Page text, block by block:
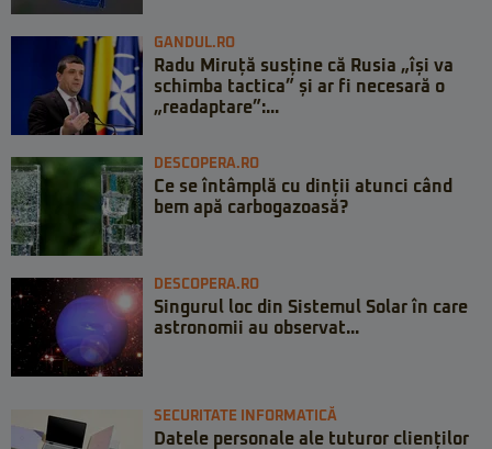
GANDUL.RO
Radu Miruță susține că Rusia „își va
schimba tactica” și ar fi necesară o
„readaptare”:...
DESCOPERA.RO
Ce se întâmplă cu dinții atunci când
bem apă carbogazoasă?
DESCOPERA.RO
Singurul loc din Sistemul Solar în care
astronomii au observat...
SECURITATE INFORMATICĂ
Datele personale ale tuturor clienților